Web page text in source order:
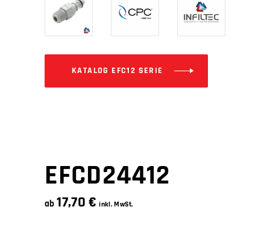
KATALOG EFC12 SERIE
EFCD24412
ab17,70€ inkl. MwSt.